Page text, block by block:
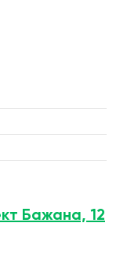
Бажана, 12